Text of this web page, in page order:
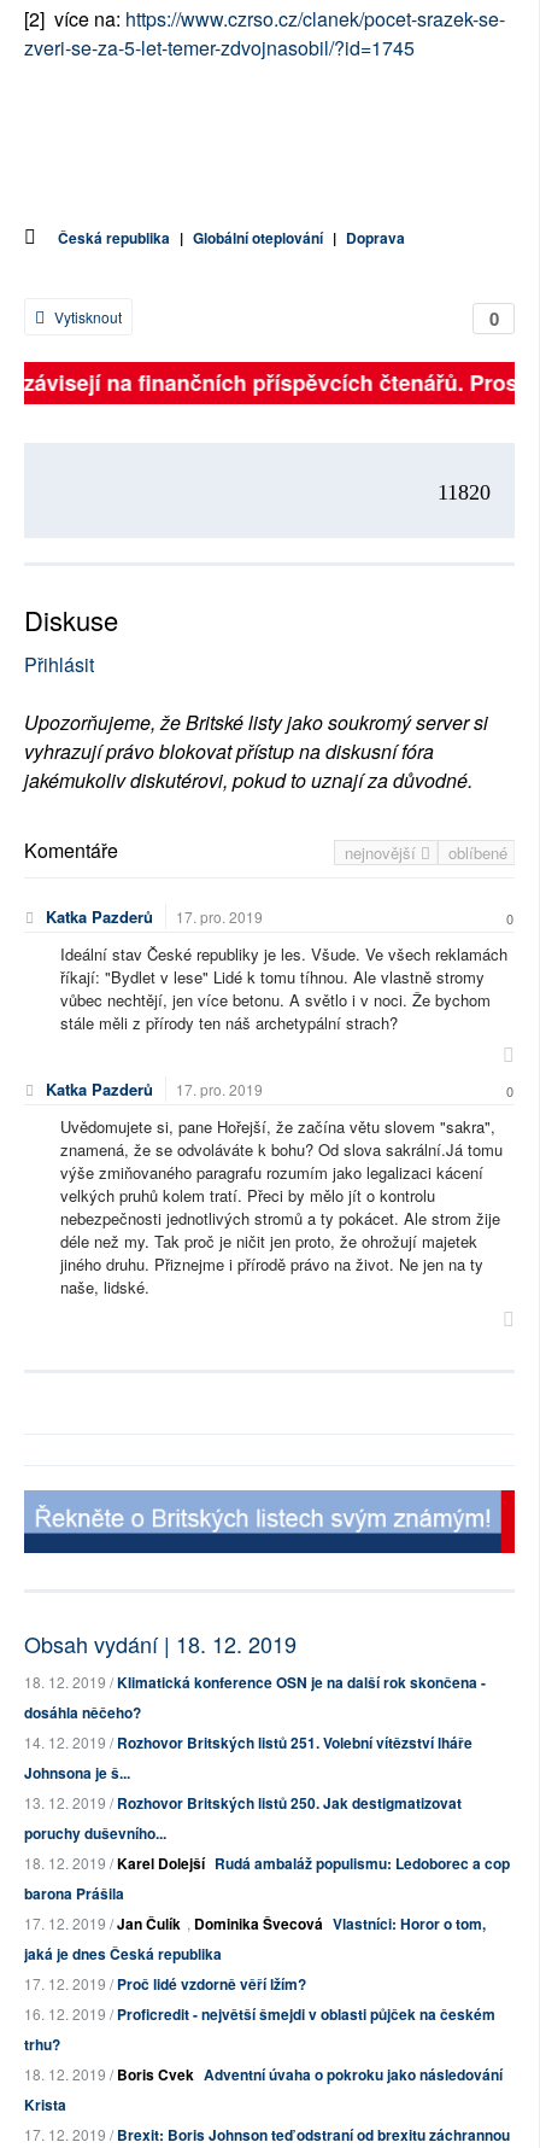
[2] více na: https://www.czrso.cz/clanek/pocet-srazek-se-
zveri-se-za-5-let-temer-zdvojnasobil/?id=1745
Česká republika | Globální oteplování | Doprava
0
Vytisknout
na finančních příspěvcích čtenářů.
11820
Diskuse
Přihlásit
Upozorňujeme, že Britské listy jako soukromý server si
vyhrazují právo blokovat přístup na diskusní fóra
jakémukoliv diskutérovi, pokud to uznají za důvodné.
nejnovější oblíbené
Komentáře
Katka Pazderů 17. pro. 2019 0
Ideální stav České republiky je les. Všude. Ve všech reklamách
říkají: "Bydlet v lese" Lidé k tomu tíhnou. Ale vlastně stromy
vůbec nechtějí, jen více betonu. A světlo i v noci. Že bychom
stále měli z přírody ten náš archetypální strach?
Katka Pazderů 17. pro. 2019 0
Uvědomujete si, pane Hořejší, že začína větu slovem "sakra",
znamená, že se odvoláváte k bohu? Od slova sakrální.Já tomu
výše zmiňovaného paragrafu rozumím jako legalizaci kácení
velkých pruhů kolem tratí. Přeci by mělo jít o kontrolu
nebezpečnosti jednotlivých stromů a ty pokácet. Ale strom žije
déle než my. Tak proč je ničit jen proto, že ohrožují majetek
jiného druhu. Přiznejme i přírodě právo na život. Ne jen na ty
naše, lidské.
Obsah vydání | 18. 12. 2019
18. 12. 2019 /Klimatická konference OSN je na další rok skončena -
dosáhla něčeho?
14. 12. 2019 /Rozhovor Britských listů 251. Volební vítězství lháře
Johnsona je š...
13. 12. 2019 /Rozhovor Britských listů 250. Jak destigmatizovat
poruchy duševního...
18. 12. 2019 /Karel Dolejší Rudá ambaláž populismu: Ledoborec a cop
barona Prášila
17. 12. 2019 /Jan Čulík , Dominika Švecová Vlastníci: Horor o tom,
jaká je dnes Česká republika
17. 12. 2019 /Proč lidé vzdorně věří lžím?
16. 12. 2019 /Proficredit - největší šmejdi v oblasti půjček na českém
trhu?
18. 12. 2019 /Boris Cvek Adventní úvaha o pokroku jako následování
Krista
17. 12. 2019 /Brexit: Boris Johnson teď odstraní od brexitu záchrannou